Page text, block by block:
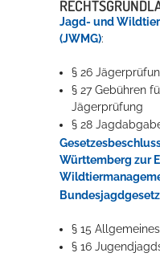
Jagd- und
(JWMG):
§ 26
§ 27 Gebühren
Jägerprüfung
§ 28
Württemberg zur
§ 15
§ 16